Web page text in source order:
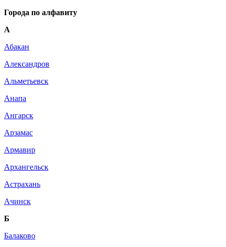
Города по алфавиту
А
Абакан
Александров
Альметьевск
Анапа
Ангарск
Арзамас
Армавир
Архангельск
Астрахань
Ачинск
Б
Балаково